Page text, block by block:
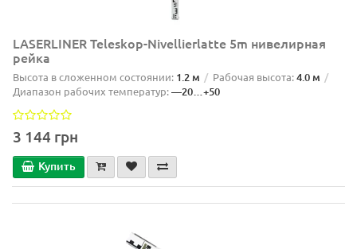
LASERLINER Teleskop-Nivellierlatte 5m нивелирная
рейка
Высота в сложенном состоянии: 1.2 м Рабочая высота:4.0 м
Диапазон рабочих температур:—20…+50
3 144 грн
Купить